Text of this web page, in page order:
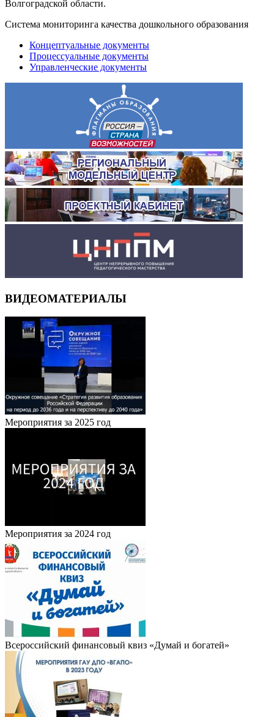
Волгоградской области.
Система мониторинга качества дошкольного образования
Концептуальные документы
Процессуальные документы
Управленческие документы
ВИДЕОМАТЕРИАЛЫ
Мероприятия за 2025 год
Мероприятия за 2024 год
Всероссийский финансовый квиз «Думай и богатей»